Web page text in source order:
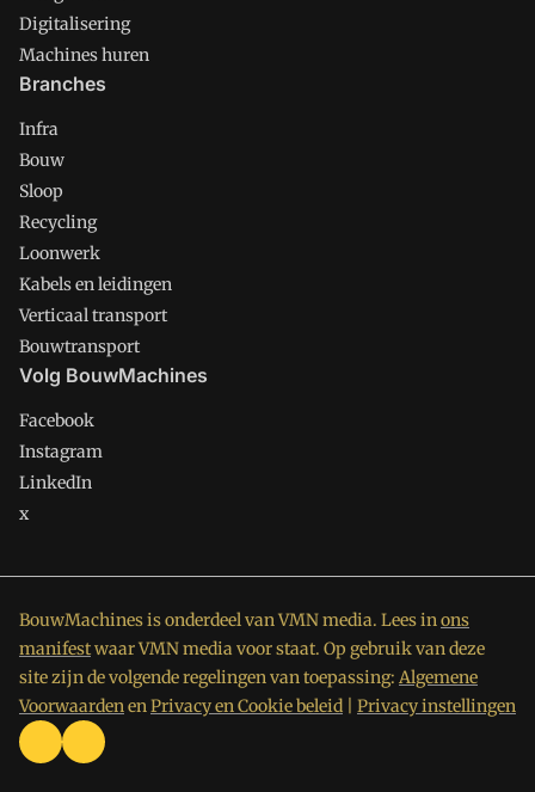
Digitalisering
Machines huren
Branches
Infra
Bouw
Sloop
Recycling
Loonwerk
Kabels en leidingen
Verticaal transport
Bouwtransport
Volg BouwMachines
Facebook
Instagram
LinkedIn
x
BouwMachines is onderdeel van VMN media. Lees inons
manifestwaar VMN media voor staat. Op gebruik van deze
site zijn de volgende regelingen van toepassing: Algemene
VoorwaardenenPrivacy en Cookie beleid Privacy instellingen